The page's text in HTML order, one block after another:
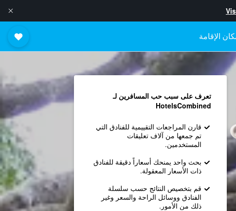
الإقامة
تعرف على سبب حب المسافرين لـ
HotelsCombined
قارن المراجعات التقييمية للفنادق التي
تم جمعها من آلاف تعليقات
المستخدمين.
بحث واحد يمنحك أسعاراً دقيقة للفنادق
ذات الأسعار المعقولة.
قم بتخصيص النتائج حسب سلسلة
الفنادق ووسائل الراحة والسعر وغير
ذلك من الأمور.